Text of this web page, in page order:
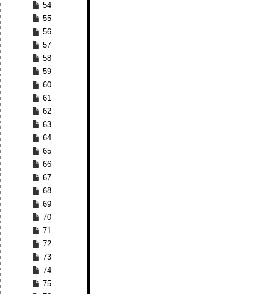
54
55
56
57
58
59
60
61
62
63
64
65
66
67
68
69
70
71
72
73
74
75